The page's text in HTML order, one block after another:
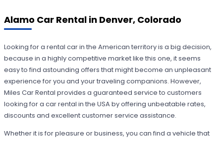
Alamo Car Rental in Denver, Colorado
Looking for a rental car in the American territory is a big decision,
because in a highly competitive market like this one, it seems
easy to find astounding offers that might become an unpleasant
experience for you and your traveling companions. However,
Miles Car Rental provides a guaranteed service to customers
looking for a car rental in the USA by offering unbeatable rates,
discounts and excellent customer service assistance.
Whether it is for pleasure or business, you can find a vehicle that